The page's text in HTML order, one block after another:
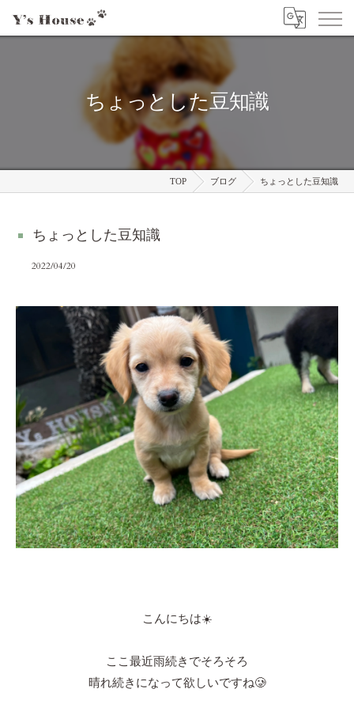
ちょっとした豆知識
TOP ブログ ちょっとした豆知識
ちょっとした豆知識
2022/04/20
こんにちは☀️
ここ最近雨続きでそろそろ
晴れ続きになって欲しいですね🥲